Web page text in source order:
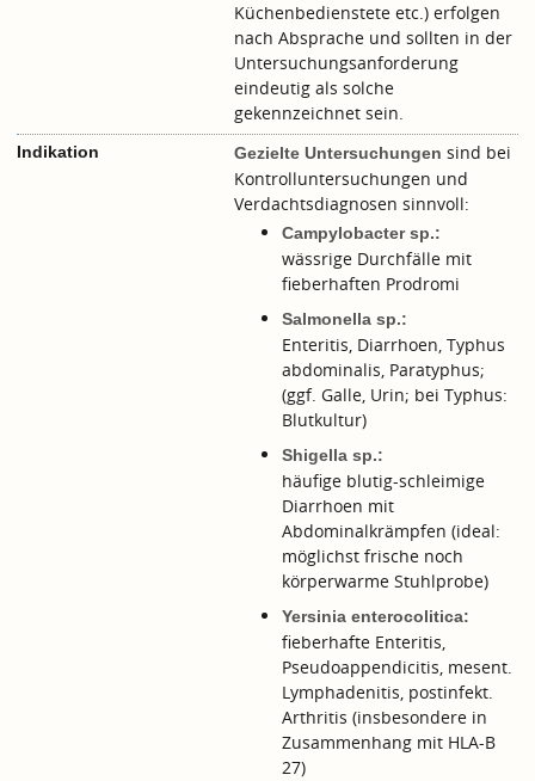
Küchenbedienstete etc.) erfolgen
nach Absprache und sollten in der
Untersuchungsanforderung
eindeutig als solche
gekennzeichnet sein.
Indikation Gezielte Untersuchungen sind bei
Kontrolluntersuchungen und
Verdachtsdiagnosen sinnvoll:
Campylobacter sp.:
wässrige Durchfälle mit
fieberhaften Prodromi
Salmonella sp.:
Enteritis, Diarrhoen, Typhus
abdominalis, Paratyphus;
(ggf. Galle, Urin; bei Typhus:
Blutkultur)
Shigella sp.:
häufige blutig-schleimige
Diarrhoen mit
Abdominalkrämpfen (ideal:
möglichst frische noch
körperwarme Stuhlprobe)
Yersinia enterocolitica:
fieberhafte Enteritis,
Pseudoappendicitis, mesent.
Lymphadenitis, postinfekt.
Arthritis (insbesondere in
Zusammenhang mit HLA-B
27)